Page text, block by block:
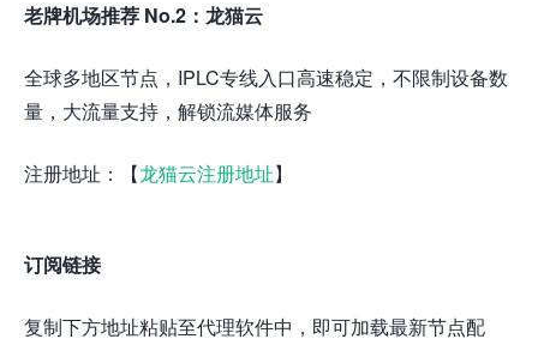
老牌机场推荐 No.2：龙猫云
全球多地区节点，IPLC专线入口高速稳定，不限制设备数
量，大流量支持，解锁流媒体服务
注册地址：【龙猫云注册地址】
订阅链接
复制下方地址粘贴至代理软件中，即可加载最新节点配